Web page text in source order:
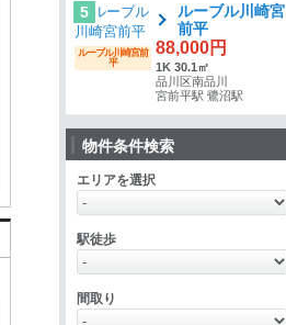
5
ルーブル川崎宮前
平
ルーブル川崎宮
前平
88,000円
1K 30.1㎡
品川区南品川
宮前平駅 鷺沼駅
物件条件検索
エリアを選択
駅徒歩
間取り